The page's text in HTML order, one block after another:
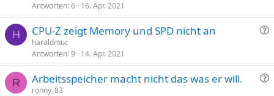
g
e
Antworten 6 16. Apr. 2021
H
F
g
e
CPU-Z zeigt Memory und SPD nicht an
haraldmuc
Antworten 9 14. Apr. 2021
R
F
Arbeitsspeicher macht nicht das was er will.
ronny_83